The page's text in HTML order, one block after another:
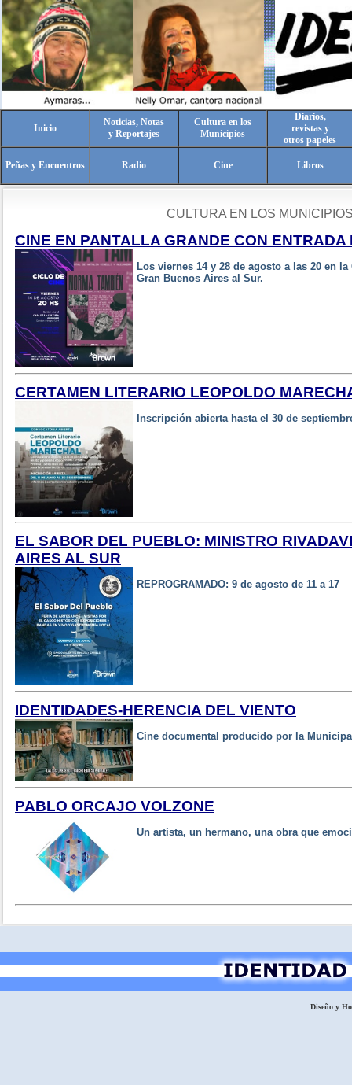
Inicio
Noticias, Notas
y Reportajes
Cultura en los
Municipios
Diarios,
revistas y
otros papeles
Peñas y Encuentros Radio Cine Libros
CULTURA EN LOS
CINE EN PANTALLA GRANDE CON ENTRADA
Los viernes 14 y 28 de agosto a las 20 en
Gran Buenos Aires al Sur.
CERTAMEN LITERARIO LEOPOLDO
Inscripción abierta hasta el 30 de
EL SABOR DEL PUEBLO: MINISTRO
AIRES AL SUR
REPROGRAMADO: 9 de agosto de 11 a 17
IDENTIDADES-HERENCIA DEL VIENTO
Cine documental producido por la
PABLO ORCAJO VOLZONE
Un artista, un hermano, una obra que
Diseño y